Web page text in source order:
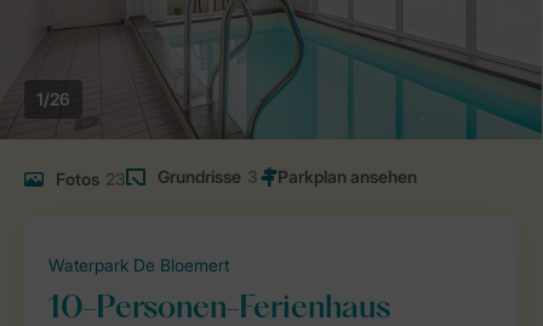
1/26
Fotos 23 Grundrisse 3
Waterpark De Bloemert
10-Personen-Ferienhaus